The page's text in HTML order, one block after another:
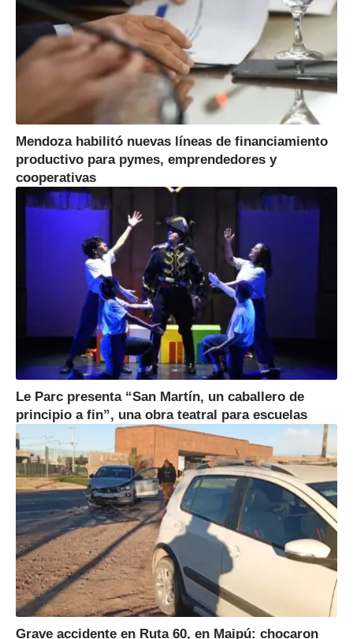
Mendoza habilitó nuevas líneas de financiamiento
productivo para pymes, emprendedores y
cooperativas
Le Parc presenta “San Martín, un caballero de
principio a fin”, una obra teatral para escuelas
Grave accidente en Ruta 60, en Maipú: chocaron